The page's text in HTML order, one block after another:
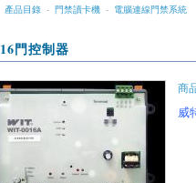
產品目錄 - 門禁讀卡機 - 電腦連線門禁系統
16門控制器
商
威